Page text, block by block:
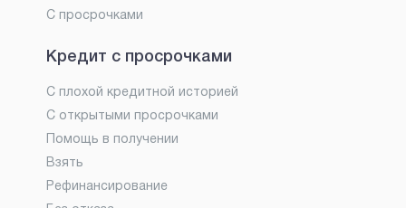
С просрочками
Кредит с просрочками
С плохой кредитной историей
С открытыми просрочками
Помощь в получении
Взять
Рефинансирование